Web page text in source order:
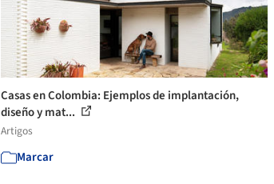
Casas en Colombia: Ejemplos de implantación,
diseño y mat...
Artigos
Marcar